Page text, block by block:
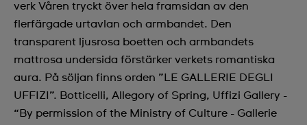
verk Våren tryckt över hela framsidan av den
flerfärgade urtavlan och armbandet. Den
transparent ljusrosa boetten och armbandets
mattrosa undersida förstärker verkets romantiska
aura. På söljan finns orden ”LE GALLERIE DEGLI
UFFIZI”. Botticelli, Allegory of Spring, Uffizi Gallery -
“By permission of the Ministry of Culture - Gallerie